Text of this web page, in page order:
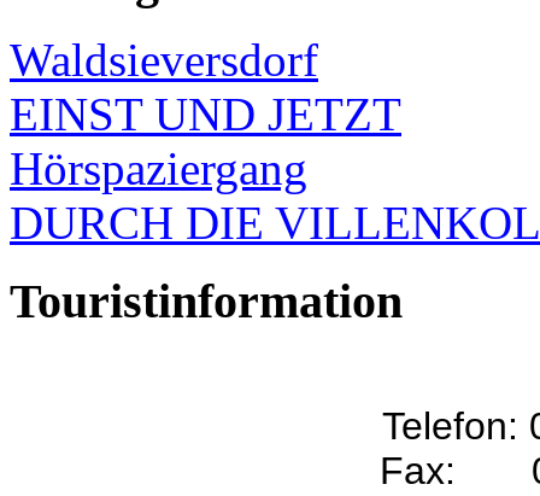
Waldsieversdorf
EINST UND JETZT
Hörspaziergang
DURCH DIE
Touristinformation
Telefon:
Fax: